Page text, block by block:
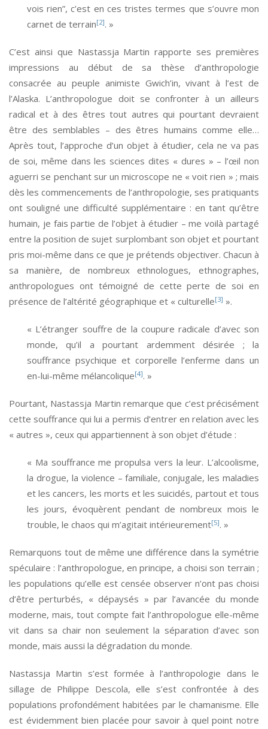
vois rien”, c’est en ces tristes termes que s’ouvre mon
carnet de terrain[2]. »
C’est ainsi que Nastassja Martin rapporte ses premières
impressions au début de sa thèse d’anthropologie
consacrée au peuple animiste Gwich’in, vivant à l’est de
l’Alaska. L’anthropologue doit se confronter à un ailleurs
radical et à des êtres tout autres qui pourtant devraient
être des semblables – des êtres humains comme elle…
Après tout, l’approche d’un objet à étudier, cela ne va pas
de soi, même dans les sciences dites « dures » – l’œil non
aguerri se penchant sur un microscope ne « voit rien » ; mais
dès les commencements de l’anthropologie, ses pratiquants
ont souligné une difficulté supplémentaire : en tant qu’être
humain, je fais partie de l’objet à étudier – me voilà partagé
entre la position de sujet surplombant son objet et pourtant
pris moi-même dans ce que je prétends objectiver. Chacun à
sa manière, de nombreux ethnologues, ethnographes,
anthropologues ont témoigné de cette perte de soi en
présence de l’altérité géographique et « culturelle[3] ».
« L’étranger souffre de la coupure radicale d’avec son
monde, qu’il a pourtant ardemment désirée ; la
souffrance psychique et corporelle l’enferme dans un
en-lui-même mélancolique[4]. »
Pourtant, Nastassja Martin remarque que c’est précisément
cette souffrance qui lui a permis d’entrer en relation avec les
« autres », ceux qui appartiennent à son objet d’étude :
« Ma souffrance me propulsa vers la leur. L’alcoolisme,
la drogue, la violence – familiale, conjugale, les maladies
et les cancers, les morts et les suicidés, partout et tous
les jours, évoquèrent pendant de nombreux mois le
trouble, le chaos qui m’agitait intérieurement[5]. »
Remarquons tout de même une différence dans la symétrie
spéculaire : l’anthropologue, en principe, a choisi son terrain ;
les populations qu’elle est censée observer n’ont pas choisi
d’être perturbés, « dépaysés » par l’avancée du monde
moderne, mais, tout compte fait l’anthropologue elle-même
vit dans sa chair non seulement la séparation d’avec son
monde, mais aussi la dégradation du monde.
Nastassja Martin s’est formée à l’anthropologie dans le
sillage de Philippe Descola, elle s’est confrontée à des
populations profondément habitées par le chamanisme. Elle
est évidemment bien placée pour savoir à quel point notre